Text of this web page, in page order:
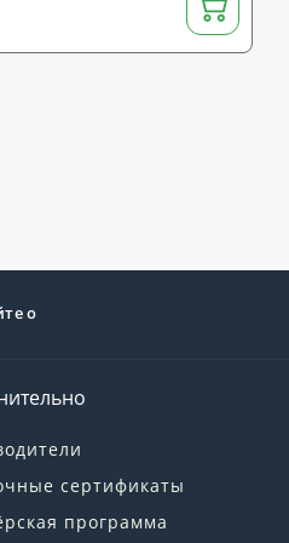
о
сертификаты
программа